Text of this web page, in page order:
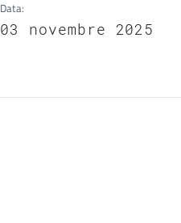
Data:
03 novembre 2025